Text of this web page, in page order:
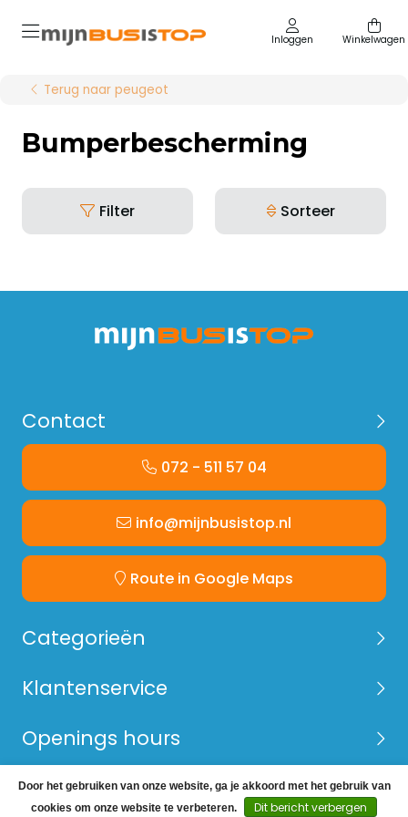
Inloggen Winkelwagen
Terug naar peugeot
Bumperbescherming
Filter Sorteer
Contact
072 - 511 57 04
info@mijnbusistop.nl
Route in Google Maps
Categorieën
Klantenservice
Openings hours
© Copyright 2026 Mijn Bus is Top -Webshop laten
Door het gebruiken van onze website, ga je akkoord met het gebruik van
cookies om onze website te verbeteren.
Dit bericht verbergen